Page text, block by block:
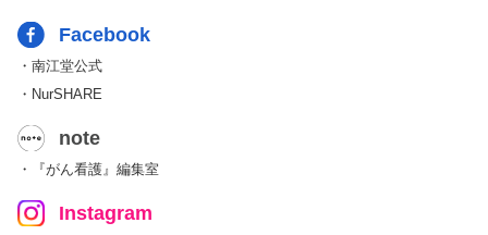
Facebook
・南江堂公式
・NurSHARE
note
・『がん看護』編集室
Instagram